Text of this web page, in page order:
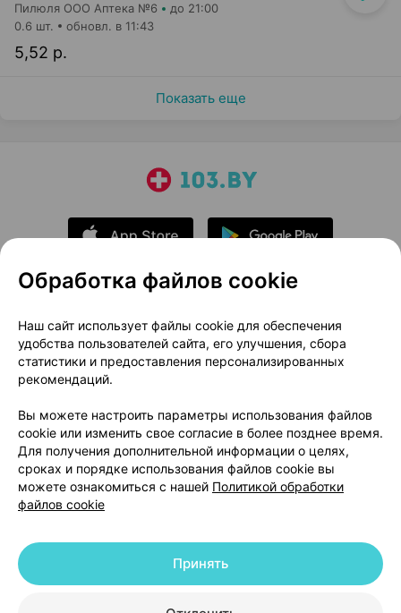
Пилюля ООО Аптека №6 до 21:00
5,52 р.
0.6 шт. обновл. в 11:43
Показать еще
О проекте
Новости проекта
Размещение рекламы
Медицинский маркетинг
Публичный договор
Доставка
Способы оплаты
Вакансии
Партнеры
Написать руководителю 103.by
Написать в поддержку
Персональные настройки Cookie
© 2026 ООО «Артокс Лаб», УНП 191700409 | 220012, Республика Беларусь,
+375 291212755
Обработка файлов cookie
Наш сайт использует файлы cookie для обеспечения
удобства пользователей сайта, его улучшения, сбора
статистики и предоставления персонализированных
рекомендаций.
Вы можете настроить параметры использования файлов
cookie или изменить свое согласие в более позднее время.
Для получения дополнительной информации о целях,
сроках и порядке использования файлов cookie вы
можете ознакомиться с нашей Политикой обработки
файлов cookie
Принять